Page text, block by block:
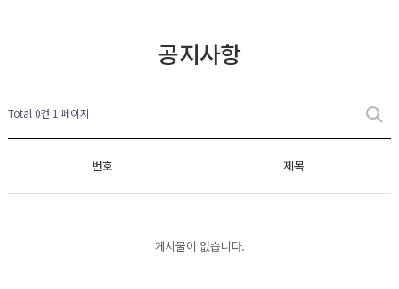
공지사항
Total 0건 1 페이지
번호 제목
게시물이 없습니다.